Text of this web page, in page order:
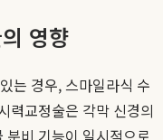
영향
는 경우, 스마일라식 수
력교정술은 각막 신경의
비 기능이 일시적으로